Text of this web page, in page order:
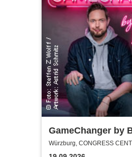
GameChanger by
Bielendorfer
Würzburg, CONGRESS
WÜRZBURG